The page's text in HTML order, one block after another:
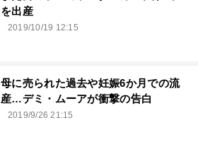
を出産
2019/10/19 12:15
母に売られた過去や妊娠6か月での流
産…デミ・ムーアが衝撃の告白
2019/9/26 21:15